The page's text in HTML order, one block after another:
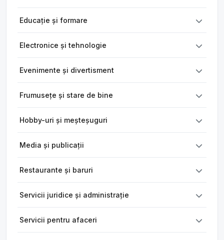
Educație și formare
Electronice și tehnologie
Evenimente și divertisment
Frumusețe și stare de bine
Hobby-uri și meșteșuguri
Media și publicații
Restaurante și baruri
Servicii juridice și administrație
Servicii pentru afaceri